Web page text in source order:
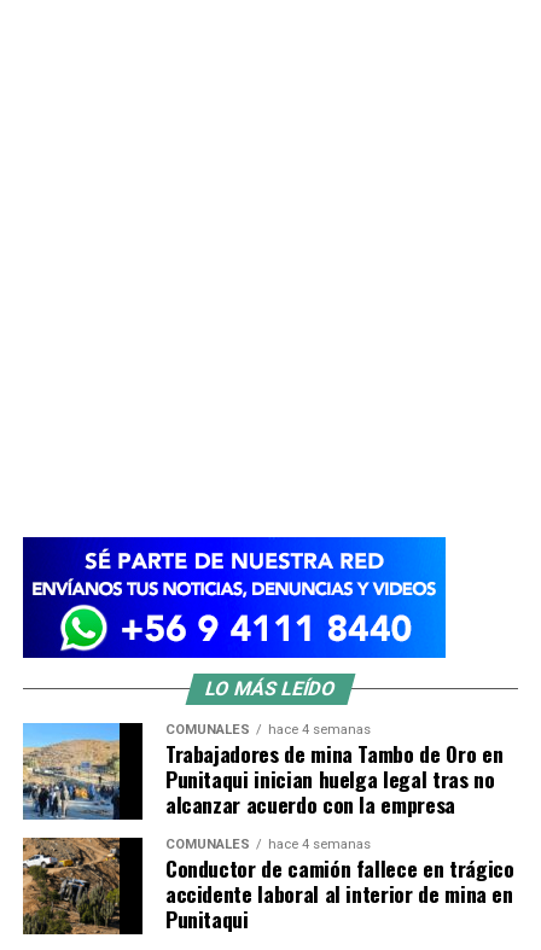
LO MÁS LEÍDO
COMUNALES hace 4 semanas
Trabajadores de mina Tambo de Oro en
Punitaqui inician huelga legal tras no
alcanzar acuerdo con la empresa
COMUNALES hace 4 semanas
Conductor de camión fallece en trágico
accidente laboral al interior de mina en
Punitaqui